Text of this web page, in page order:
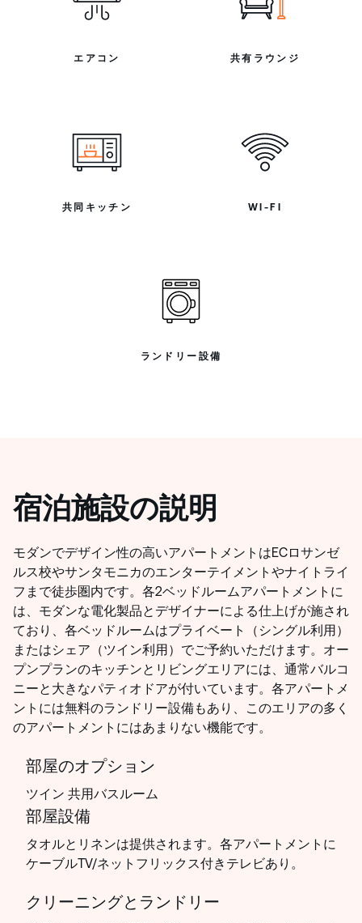
エアコン 共有ラウンジ
共同キッチン WI-FI
ランドリー設備
宿泊施設の説明
モダンでデザイン性の高いアパートメントはECロサンゼ
ルス校やサンタモニカのエンターテイメントやナイトライ
フまで徒歩圏内です。各2ベッドルームアパートメントに
は、モダンな電化製品とデザイナーによる仕上げが施され
ており、各ベッドルームはプライベート（シングル利用）
またはシェア（ツイン利用）でご予約いただけます。オー
プンプランのキッチンとリビングエリアには、通常バルコ
ニーと大きなパティオドアが付いています。各アパートメ
ントには無料のランドリー設備もあり、このエリアの多く
のアパートメントにはあまりない機能です。
部屋のオプション
ツイン 共用バスルーム
部屋設備
タオルとリネンは提供されます。各アパートメントに
ケーブルTV/ネットフリックス付きテレビあり。
クリーニングとランドリー